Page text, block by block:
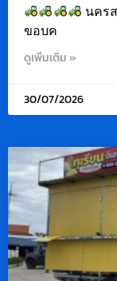
นคร
ขอบค
ดูเพิ่มเติม »
30/07/2026